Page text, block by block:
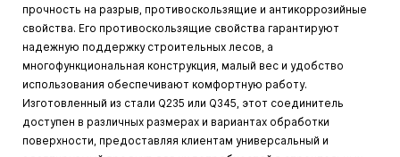
прочность на разрыв, противоскользящие и антикоррозийные
свойства. Его противоскользящие свойства гарантируют
надежную поддержку строительных лесов, а
многофункциональная конструкция, малый вес и удобство
использования обеспечивают комфортную работу.
Изготовленный из стали Q235 или Q345, этот соединитель
доступен в различных размерах и вариантах обработки
поверхности, предоставляя клиентам универсальный и